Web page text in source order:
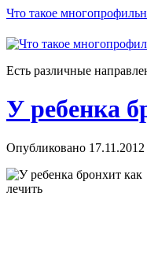
Что такое
Есть различные
У ребенка
Опубликовано 17.11.2012